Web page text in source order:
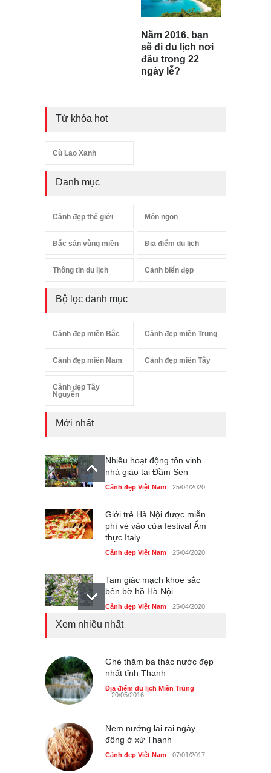
Năm 2016, bạn
sẽ đi du lịch nơi
đâu trong 22
ngày lễ?
Từ khóa hot
Cù Lao Xanh
Danh mục
Cảnh đẹp thế giới Món ngon
Đặc sản vùng miền Địa điểm du lịch
Thông tin du lịch Cảnh biển đẹp
Bộ lọc danh mục
Cảnh đẹp miền Bắc Cảnh đẹp miền Trung
Cảnh đẹp miền Nam Cảnh đẹp miền Tây
Cảnh đẹp Tây
Nguyên
Mới nhất
Nhiều hoạt động tôn vinh
nhà giáo tại Đầm Sen
Cảnh đẹp Việt Nam 25/04/2020
Giới trẻ Hà Nội được miễn
phí vé vào cửa festival Ẩm
thực Italy
Cảnh đẹp Việt Nam 25/04/2020
Tam giác mạch khoe sắc
bên bờ hồ Hà Nội
Cảnh đẹp Việt Nam 25/04/2020
Cảnh đẹp Việt Nam 24/04/2020
Những món ăn đồng quê
dân dã ở Sài Gòn
Xem nhiều nhất
Ghé thăm ba thác nước đẹp
nhất tỉnh Thanh
Địa điểm du lịch Miền Trung
20/05/2016
Nem nướng lai rai ngày
đông ở xứ Thanh
Cảnh đẹp Việt Nam 07/01/2017